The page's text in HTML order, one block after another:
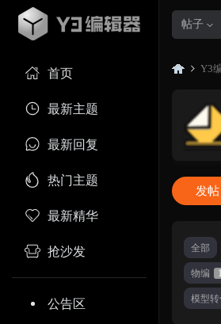
首页
最新主题
最新回复
热门主题
最新精华
抢沙发
公告区
帖子
»
Y3
发帖
全部
物编
模型